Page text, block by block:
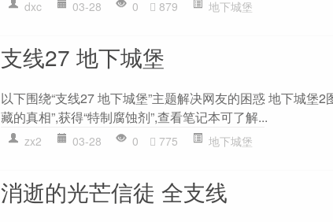
dxc 03-28 0 879 地下城堡
支线27 地下城堡
以下围绕“支线27 地下城堡”主题解决网友的困惑 地下城堡
藏的真相”,获得“特制腐蚀剂”,查看笔记本可了解...
zx2 03-28 0 775 地下城堡
消逝的光芒信徒 全支线